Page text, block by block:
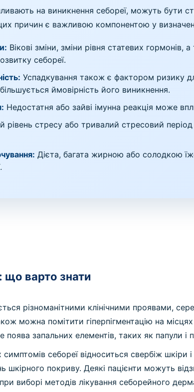
на виникнення себореї, можуть бути
причин є важливою компонентою у
Вікові зміни, зміни рівня статевих
себореї.
Успадкування також є фактором ризику
ймовірність його виникнення.
Недостатня або зайві імунна реакція може
рівень стресу або тривалий стресовий
Дієта, багата жирною або солодкою
що варто знати
різноманітними клінічними проявами,
можна помітити гіперпігментацію на
поява запальних елементів, таких як папули
себореї відноситься свербіж
покриву. Деякі пацієнти можуть
виборі методів лікування себорейного